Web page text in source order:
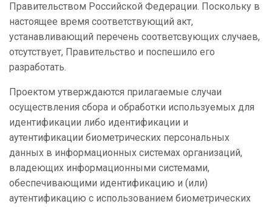
Правительством Российской Федерации. Поскольку в
настоящее время соответствующий акт,
устанавливающий перечень соответсвующих случаев,
отсутствует, Правительство и поспешило его
разработать.
Проектом утверждаются прилагаемые случаи
осуществления сбора и обработки используемых для
идентификации либо идентификации и
аутентификации биометрических персональных
данных в информационных системах организаций,
владеющих информационными системами,
обеспечивающими идентификацию и (или)
аутентификацию с использованием биометрических